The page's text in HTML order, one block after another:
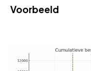
Voorbeeld